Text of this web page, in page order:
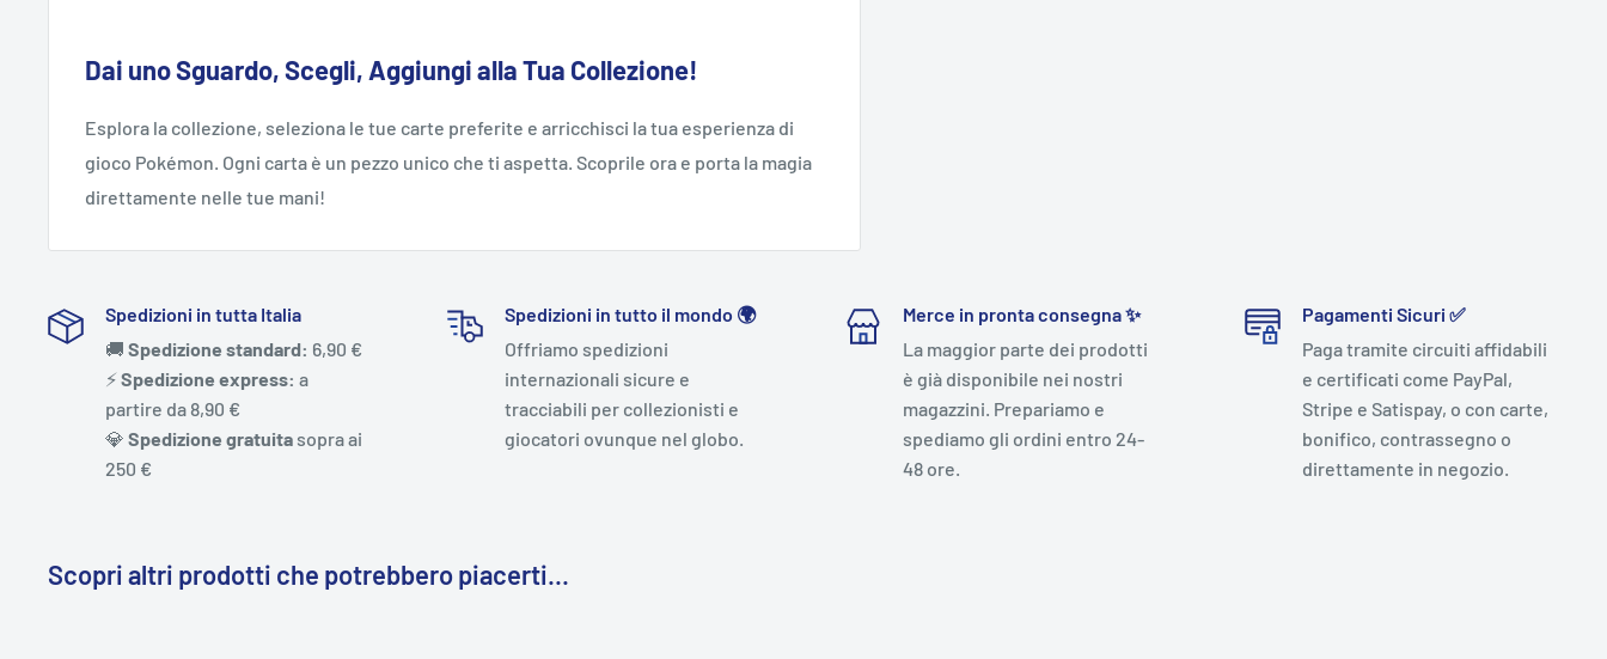
Dai uno Sguardo, Scegli, Aggiungi alla Tua Collezione!
Esplora la collezione, seleziona le tue carte preferite e arricchisci la tua esperienza di
gioco Pokémon. Ogni carta è un pezzo unico che ti aspetta. Scoprile ora e porta la magia
direttamente nelle tue mani!
Spedizioni in tutta Italia
🚚 Spedizione standard: 6,90 €
⚡️Spedizione express: a
partire da 8,90 €
💎 Spedizione gratuita sopra ai
250 €
Spedizioni in tutto il mondo 🌍
Offriamo spedizioni
internazionali sicure e
tracciabili per collezionisti e
giocatori ovunque nel globo.
Merce in pronta consegna ✨
La maggior parte dei prodotti
è già disponibile nei nostri
magazzini. Prepariamo e
spediamo gli ordini entro 24-
48 ore.
Pagamenti Sicuri ✅
Paga tramite circuiti affidabili
e certificati come PayPal,
Stripe e Satispay, o con carte,
bonifico, contrassegno o
direttamente in negozio.
Scopri altri prodotti che potrebbero piacerti...